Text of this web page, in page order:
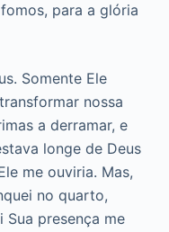
para a glória
Somente Ele
nossa
a derramar, e
longe de Deus
me ouviria. Mas,
no quarto,
presença me